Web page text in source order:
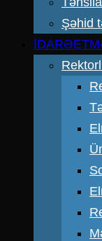
Şəhid